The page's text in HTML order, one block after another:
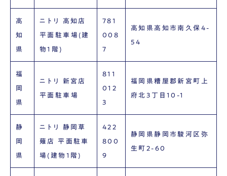
高
知
県
ニトリ 高知店
平面駐車場(建
物1階)
781
008
7
高知県高知市南久保4-
54
福
岡
県
ニトリ 新宮店
平面駐車場
811
012
3
福岡県糟屋郡新宮町上
府北3丁目10-1
静
岡
県
ニトリ 静岡草
薙店 平面駐車
場(建物1階)
422
800
9
静岡県静岡市駿河区弥
生町2-60